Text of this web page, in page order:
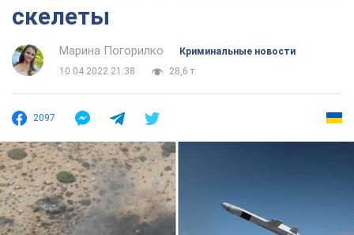
скелеты
Марина Погорилко
Криминальные новости
10.04.2022 21:38
28,6 т.
2097